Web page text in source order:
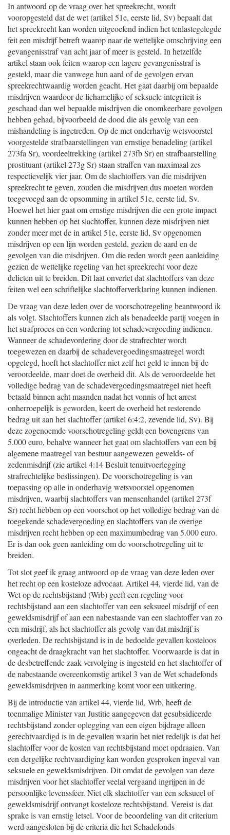
In antwoord op de vraag over het spreekrecht, wordt
vooropgesteld dat de wet (artikel 51e, eerste lid, Sv) bepaalt dat
het spreekrecht kan worden uitgeoefend indien het tenlastegelegde
feit een misdrijf betreft waarop naar de wettelijke omschrijving een
gevangenisstraf van acht jaar of meer is gesteld. In hetzelfde
artikel staan ook feiten waarop een lagere gevangenisstraf is
gesteld, maar die vanwege hun aard of de gevolgen ervan
spreekrechtwaardig worden geacht. Het gaat daarbij om bepaalde
misdrijven waardoor de lichamelijke of seksuele integriteit is
geschaad dan wel bepaalde misdrijven die onomkeerbare gevolgen
hebben gehad, bijvoorbeeld de dood die als gevolg van een
mishandeling is ingetreden. Op de met onderhavig wetsvoorstel
voorgestelde strafbaarstellingen van ernstige benadeling (artikel
273fa Sr), voordeeltrekking (artikel 273fb Sr) en strafbaarstelling
prostituant (artikel 273g Sr) staan straffen van maximaal zes
respectievelijk vier jaar. Om de slachtoffers van die misdrijven
spreekrecht te geven, zouden die misdrijven dus moeten worden
toegevoegd aan de opsomming in artikel 51e, eerste lid, Sv.
Hoewel het hier gaat om ernstige misdrijven die een grote impact
kunnen hebben op het slachtoffer, kunnen deze misdrijven niet
zonder meer met de in artikel 51e, eerste lid, Sv opgenomen
misdrijven op een lijn worden gesteld, gezien de aard en de
gevolgen van die misdrijven. Om die reden wordt geen aanleiding
gezien de wettelijke regeling van het spreekrecht voor deze
delicten uit te breiden. Dit laat onverlet dat slachtoffers van deze
feiten wel een schriftelijke slachtofferverklaring kunnen indienen.
De vraag van deze leden over de voorschotregeling beantwoord ik
als volgt. Slachtoffers kunnen zich als benadeelde partij voegen in
het strafproces en een vordering tot schadevergoeding indienen.
Wanneer de schadevordering door de strafrechter wordt
toegewezen en daarbij de schadevergoedingsmaatregel wordt
opgelegd, hoeft het slachtoffer niet zelf het geld te innen bij de
veroordeelde, maar doet de overheid dit. Als de veroordeelde het
volledige bedrag van de schadevergoedingsmaatregel niet heeft
betaald binnen acht maanden nadat het vonnis of het arrest
onherroepelijk is geworden, keert de overheid het resterende
bedrag uit aan het slachtoffer (artikel 6:4:2, zevende lid, Sv). Bij
deze zogenoemde voorschotregeling geldt een bovengrens van
5.000 euro, behalve wanneer het gaat om slachtoffers van een bij
algemene maatregel van bestuur aangewezen gewelds- of
zedenmisdrijf (zie artikel 4:14 Besluit tenuitvoerlegging
strafrechtelijke beslissingen). De voorschotregeling is van
toepassing op alle in onderhavig wetsvoorstel opgenomen
misdrijven, waarbij slachtoffers van mensenhandel (artikel 273f
Sr) recht hebben op een voorschot op het volledige bedrag van de
toegekende schadevergoeding en slachtoffers van de overige
misdrijven recht hebben op een maximumbedrag van 5.000 euro.
Er is dan ook geen aanleiding om de voorschotregeling uit te
breiden.
Tot slot geef ik graag antwoord op de vraag van deze leden over
het recht op een kosteloze advocaat. Artikel 44, vierde lid, van de
Wet op de rechtsbijstand (Wrb) geeft een regeling voor
rechtsbijstand aan een slachtoffer van een seksueel misdrijf of een
geweldsmisdrijf of aan een nabestaande van een slachtoffer van zo
een misdrijf, als het slachtoffer als gevolg van dat misdrijf is
overleden. De rechtsbijstand is in de bedoelde gevallen kosteloos
ongeacht de draagkracht van het slachtoffer. Voorwaarde is dat in
de desbetreffende zaak vervolging is ingesteld en het slachtoffer of
de nabestaande overeenkomstig artikel 3 van de Wet schadefonds
geweldsmisdrijven in aanmerking komt voor een uitkering.
Bij de introductie van artikel 44, vierde lid, Wrb, heeft de
toenmalige Minister van Justitie aangegeven dat gesubsidieerde
rechtsbijstand zonder oplegging van een eigen bijdrage alleen
gerechtvaardigd is in de gevallen waarin het niet redelijk is dat het
slachtoffer voor de kosten van rechtsbijstand moet opdraaien. Van
een dergelijke rechtvaardiging kan worden gesproken ingeval van
seksuele en geweldsmisdrijven. Dit omdat de gevolgen van deze
misdrijven voor het slachtoffer veelal vergaand ingrijpen in de
persoonlijke levenssfeer. Niet elk slachtoffer van een seksueel of
geweldsmisdrijf ontvangt kosteloze rechtsbijstand. Vereist is dat
sprake is van ernstig letsel. Voor de beoordeling van dit criterium
werd aangesloten bij de criteria die het Schadefonds